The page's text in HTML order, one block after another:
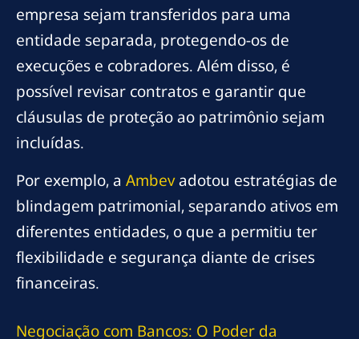
empresa sejam transferidos para uma
entidade separada, protegendo-os de
execuções e cobradores. Além disso, é
possível revisar contratos e garantir que
cláusulas de proteção ao patrimônio sejam
incluídas.
Por exemplo, a Ambevadotou estratégias de
blindagem patrimonial, separando ativos em
diferentes entidades, o que a permitiu ter
flexibilidade e segurança diante de crises
financeiras.
Negociação com Bancos: O Poder da